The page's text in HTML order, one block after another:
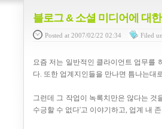
블로그 & 소셜 미디어에 대
Posted at 2007/02/22 02:34 Filed
요즘 저는 일반적인 클라이언트 업무를
다. 또한 업계지인들을 만나면 틈나는대
그런데 그 작업이 녹록치만은 않다는 것
수긍할 수 없다'고 이야기하고, 업계 내